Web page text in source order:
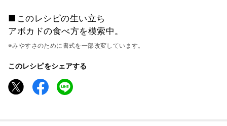
■このレシピの生い立ち
アボカドの食べ方を模索中。
※みやすさのために書式を一部改変しています。
このレシピをシェアする